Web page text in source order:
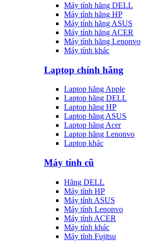
Máy tính hãng DELL
Máy tính hãng HP
Máy tính hãng ASUS
Máy tính hãng ACER
Máy tính hãng Lenonvo
Máy tính khác
Laptop chính hãng
Laptop hãng Apple
Laptop hãng DELL
Laptop hãng HP
Laptop hãng ASUS
Laptop hãng Acer
Laptop hãng Lenonvo
Laptop khác
Máy tính cũ
Hãng DELL
Máy tính HP
Máy tính ASUS
Máy tính Lenonvo
Máy tính ACER
Máy tính khác
Máy tính Fujitsu